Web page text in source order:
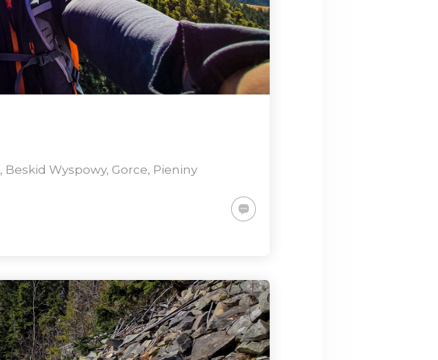
MAJ
2023
WYCIECZKA NA
PRZEHYBE
, Beskid Wyspowy, Gorce, Pieniny